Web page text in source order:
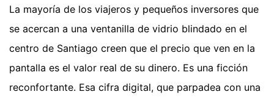
La mayoría de los viajeros y pequeños inversores que
se acercan a una ventanilla de vidrio blindado en el
centro de Santiago creen que el precio que ven en la
pantalla es el valor real de su dinero. Es una ficción
reconfortante. Esa cifra digital, que parpadea con una